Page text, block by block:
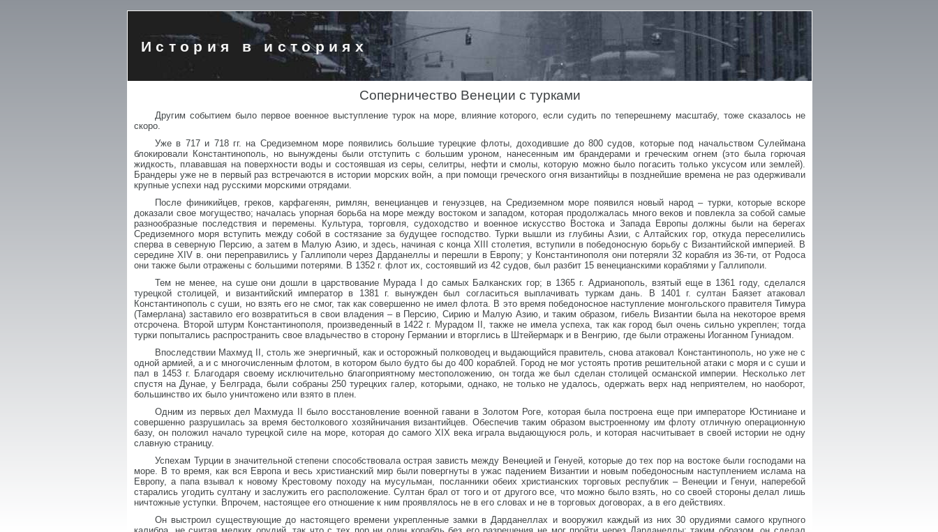
История в историях
Соперничество Венеции с турками
Другим событием было первое военное выступление турок на море, влияние которого, если судить по теперешнему масштабу, тоже сказалось не
скоро.
Уже в 717 и 718 гг. на Средиземном море появились большие турецкие флоты, доходившие до 800 судов, которые под начальством Сулеймана
блокировали Константинополь, но вынуждены были отступить с большим уроном, нанесенным им брандерами и греческим огнем (это была горючая
жидкость, плававшая на поверхности воды и состоявшая из серы, селитры, нефти и смолы, которую можно было погасить только уксусом или землей).
Брандеры уже не в первый раз встречаются в истории морских войн, а при помощи греческого огня византийцы в позднейшие времена не раз одерживали
крупные успехи над русскими морскими отрядами.
После финикийцев, греков, карфагенян, римлян, венецианцев и генуэзцев, на Средиземном море появился новый народ – турки, которые вскоре
доказали свое могущество; началась упорная борьба на море между востоком и западом, которая продолжалась много веков и повлекла за собой самые
разнообразные последствия и перемены. Культура, торговля, судоходство и военное искусство Востока и Запада Европы должны были на берегах
Средиземного моря вступить между собой в состязание за будущее господство. Турки вышли из глубины Азии, с Алтайских гор, откуда переселились
сперва в северную Персию, а затем в Малую Азию, и здесь, начиная с конца XIII столетия, вступили в победоносную борьбу с Византийской империей. В
середине XIV в. они переправились у Галлиполи через Дарданеллы и перешли в Европу; у Константинополя они потеряли 32 корабля из 36-ти, от Родоса
они также были отражены с большими потерями. В 1352 г. флот их, состоявший из 42 судов, был разбит 15 венецианскими кораблями у Галлиполи.
Тем не менее, на суше они дошли в царствование Мурада I до самых Балканских гор; в 1365 г. Адрианополь, взятый еще в 1361 году, сделался
турецкой столицей, и византийский император в 1381 г. вынужден был согласиться выплачивать туркам дань. В 1401 г. султан Баязет атаковал
Константинополь с суши, но взять его не смог, так как совершенно не имел флота. В это время победоносное наступление монгольского правителя Тимура
(Тамерлана) заставило его возвратиться в свои владения – в Персию, Сирию и Малую Азию, и таким образом, гибель Византии была на некоторое время
отсрочена. Второй штурм Константинополя, произведенный в 1422 г. Мурадом II, также не имела успеха, так как город был очень сильно укреплен; тогда
турки попытались распространить свое владычество в сторону Германии и вторглись в Штейермарк и в Венгрию, где были отражены Иоганном Гуниадом.
Впоследствии Махмуд II, столь же энергичный, как и осторожный полководец и выдающийся правитель, снова атаковал Константинополь, но уже не с
одной армией, а и с многочисленным флотом, в котором было будто бы до 400 кораблей. Город не мог устоять против решительной атаки с моря и с суши и
пал в 1453 г. Благодаря своему исключительно благоприятному местоположению, он тогда же был сделан столицей османской империи. Несколько лет
спустя на Дунае, у Белграда, были собраны 250 турецких галер, которыми, однако, не только не удалось, одержать верх над неприятелем, но наоборот,
большинство их было уничтожено или взято в плен.
Одним из первых дел Махмуда II было восстановление военной гавани в Золотом Роге, которая была построена еще при императоре Юстиниане и
совершенно разрушилась за время бестолкового хозяйничания византийцев. Обеспечив таким образом выстроенному им флоту отличную операционную
базу, он положил начало турецкой силе на море, которая до самого XIX века играла выдающуюся роль, и которая насчитывает в своей истории не одну
славную страницу.
Успехам Турции в значительной степени способствовала острая зависть между Венецией и Генуей, которые до тех пор на востоке были господами на
море. В то время, как вся Европа и весь христианский мир были повергнуты в ужас падением Византии и новым победоносным наступлением ислама на
Европу, а папа взывал к новому Крестовому походу на мусульман, посланники обеих христианских торговых республик – Венеции и Генуи, наперебой
старались угодить султану и заслужить его расположение. Султан брал от того и от другого все, что можно было взять, но со своей стороны делал лишь
ничтожные уступки. Впрочем, настоящее его отношение к ним проявлялось не в его словах и не в торговых договорах, а в его действиях.
Он выстроил существующие до настоящего времени укрепленные замки в Дарданеллах и вооружил каждый из них 30 орудиями самого крупного